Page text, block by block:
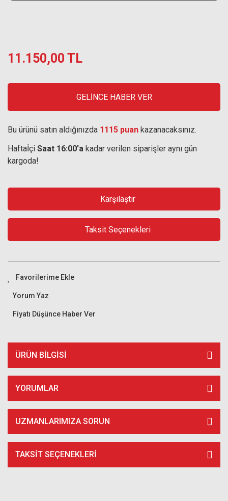
11.150,00 TL
GELİNCE HABER VER
Bu ürünü satın aldığınızda 1115 puan kazanacaksınız.
Haftaİçi Saat 16:00'a kadar verilen siparişler aynı gün
kargoda!
Karşılaştır
Taksit Seçenekleri
Yorum Yaz
Fiyatı Düşünce Haber Ver
ÜRÜN BILGISI
YORUMLAR
UZMANLARIMIZA SORUN
TAKSIT SEÇENEKLERI